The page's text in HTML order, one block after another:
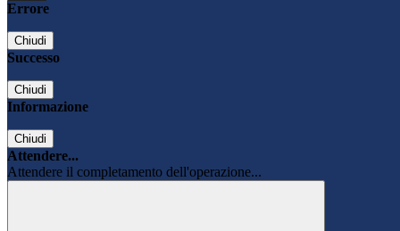
Errore
Chiudi
Successo
Chiudi
Informazione
Chiudi
Attendere...
Attendere il completamento dell'operazione...